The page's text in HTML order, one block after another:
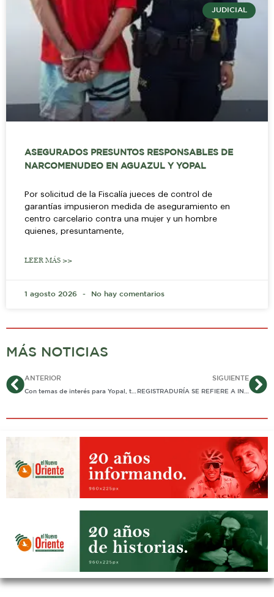
JUDICIAL
ASEGURADOS PRESUNTOS RESPONSABLES DE
NARCOMENUDEO EN AGUAZUL Y YOPAL
Por solicitud de la Fiscalía jueces de control de
garantías impusieron medida de aseguramiento en
centro carcelario contra una mujer y un hombre
quienes, presuntamente,
LEER MÁS >>
1 agosto 2026 No hay comentarios
MÁS NOTICIAS
AntANTERIOR
Con temas de interés para Yopal, transcurrió debate de candidatos a la Alcaldía
SIGUIENTE
REGISTRADURÍA SE REFIERE A INVALIDACIÓN DE FIRMAS QUE DEJÓ POR FUERA A CANDIDATO A LA ALCALDÍA